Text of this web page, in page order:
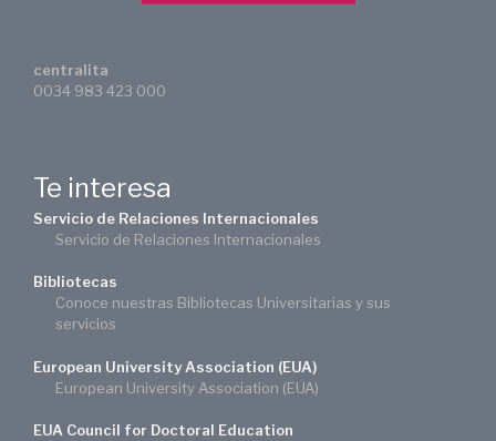
centralita
0034 983 423 000
Te interesa
Servicio de Relaciones Internacionales
Servicio de Relaciones Internacionales
Bibliotecas
Conoce nuestras Bibliotecas Universitarias y sus
servicios
European University Association (EUA)
European University Association (EUA)
EUA Council for Doctoral Education